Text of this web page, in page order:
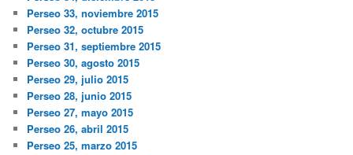
Perseo 33, noviembre 2015
Perseo 32, octubre 2015
Perseo 31, septiembre 2015
Perseo 30, agosto 2015
Perseo 29, julio 2015
Perseo 28, junio 2015
Perseo 27, mayo 2015
Perseo 26, abril 2015
Perseo 25, marzo 2015